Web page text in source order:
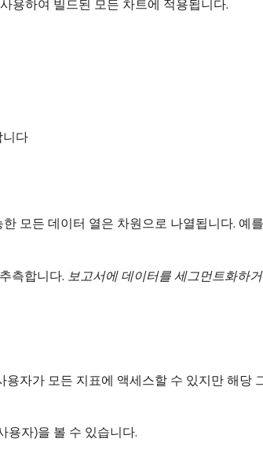
용하여 빌드된 모든 차트에 적용됩니다.
니다
모든 데이터 열은 차원으로 나열됩니다. 예
측합니다. 보고서에 데이터를 세그먼트화하
용자가 모든 지표에 액세스할 수 있지만 해당
용자)을 볼 수 있습니다.